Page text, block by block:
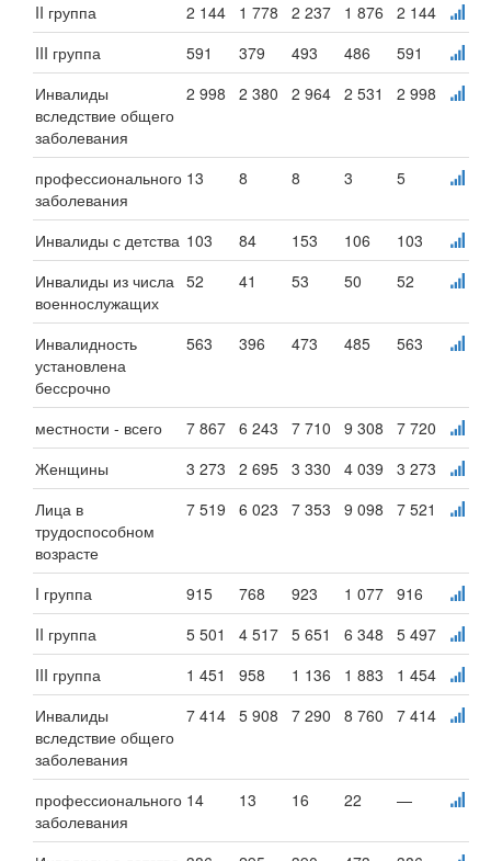
II группа
2 144 1 778 2 237 1 876
2 144
III группа
591 379 493 486
591
Инвалиды
вследствие общего
заболевания
2 998 2 380 2 964 2 531 2 998
профессионального
заболевания
13 8 8 3 5
Инвалиды с детства 103 84 153 106
103
Инвалиды из числа
военнослужащих
52 41 53 50 52
Инвалидность
установлена
бессрочно
563 396 473 485 563
местности - всего 7 867 6 243 7 710 9 308
7 720
Женщины
3 273 2 695 3 330 4 039
3 273
Лица в
трудоспособном
возрасте
7 519 6 023 7 353 9 098 7 521
I группа 915 768 923 1 077 916
II группа
5 501 4 517 5 651 6 348
5 497
III группа
1 451 958 1 136 1 883
1 454
Инвалиды
вследствие общего
заболевания
7 414 5 908 7 290 8 760 7 414
профессионального
заболевания
14 13 16 22 —